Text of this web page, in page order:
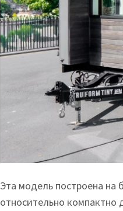
Эта модель построена на
относительно компактно